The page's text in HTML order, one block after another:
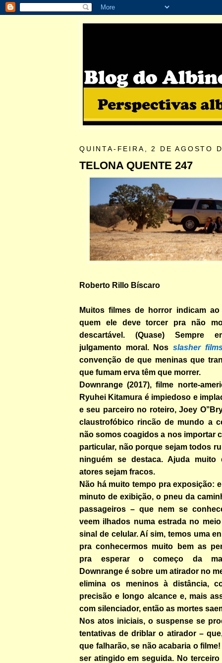
QUINTA-FEIRA, 2 DE AGOSTO
TELONA QUENTE 247
Roberto Rillo Bíscaro
Muitos filmes de horror indicam ao
quem ele deve torcer pra não
descartável. (Quase) Sempre
julgamento moral. Nosslasher
convenção de que meninas que
que fumam erva têm que morrer.
Downrange (2017), filme norte-
Ryuhei Kitamura é impiedoso e
e seu parceiro no roteiro, Joey
claustrofóbico rincão de mundo a
não somos coagidos a nos importar
particular, não porque sejam todos
ninguém se destaca. Ajuda muito
atores sejam fracos.
Não há muito tempo pra exposição:
minuto de exibição, o pneu da
passageiros – que nem se
veem ilhados numa estrada no
sinal de celular. Aí sim, temos uma
pra conhecermos muito bem as
pra esperar o começo da
Downrange é sobre um atirador no
elimina os meninos à distância,
precisão e longo alcance e, mais
com silenciador, então as mortes
Nos atos iniciais, o suspense se
tentativas de driblar o atirador –
que falharão, se não acabaria o
ser atingido em seguida. No terceiro